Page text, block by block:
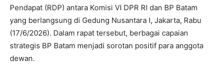
Pendapat (RDP) antara Komisi VI DPR RI dan BP Batam
yang berlangsung di Gedung Nusantara I, Jakarta, Rabu
(17/6/2026). Dalam rapat tersebut, berbagai capaian
strategis BP Batam menjadi sorotan positif para anggota
dewan.